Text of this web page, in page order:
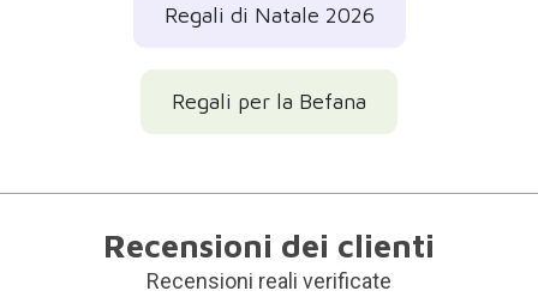
Regali di Natale 2026
Regali per la Befana
Recensioni dei clienti
Recensioni reali verificate